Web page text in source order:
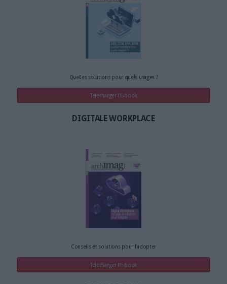
Quelles solutions pour quels usages ?
Télécharger l'E-book
DIGITALE WORKPLACE
Conseils et solutions pour l'adopter
Télécharger l'E-book